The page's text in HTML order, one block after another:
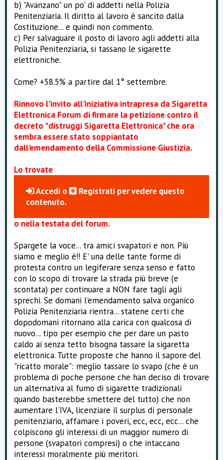
b) "Avanzano" un po' di addetti nella Polizia
Penitenziaria. Il diritto al lavoro è sancito dalla
Costituzione... e quindi non commento.
c) Per salvaguare il posto di lavoro agli addetti alla
Polizia Penitenziaria, si tassano le sigarette
elettroniche.
Come? +58.5% a partire dal 1° settembre.
Rinnovo l'invito all'iniziativa intrapresa da Sigaretta
Elettronica Forum di firmare la petizione contro il
decreto "distruggi Sigaretta Elettronica" che ora
sembra essere stato soppiantato
dall'emendamento della Commissione Giustizia.
Lo trovate
Accedi o Registrati per vedere questo
contenuto.
o nella testata del forum.
Spargete la voce... tra amici svapatori e non. Più
siamo e meglio è!! E' una delle tante forme di
protesta contro un legiferare senza senso e fatto
con lo scopo di trovare la strada più breve (e
scontata) per continuare a NON fare tagli agli
sprechi. Se domani l'emendamento salva organico
Polizia Penitenziaria rientra... statene certi che
dopodomani ritornano alla carica con qualcosa di
nuovo... tipo per esempio che per dare un pasto
caldo ai senza tetto bisogna tassare la sigaretta
elettronica. Tutte proposte che hanno il sapore del
"ricatto morale": meglio tassare lo svapo (che è un
problema di poche persone che han deciso di trovare
un alternativa al fumo di sigarette tradizionali
quando basterebbe smettere del tutto) che non
aumentare l'IVA, licenziare il surplus di personale
penitenziario, affamare i poveri, ecc, ecc, ecc... che
colpiscono gli interessi di un maggior numero di
persone (svapatori compresi) o che intaccano
interessi moralmente più meritori.